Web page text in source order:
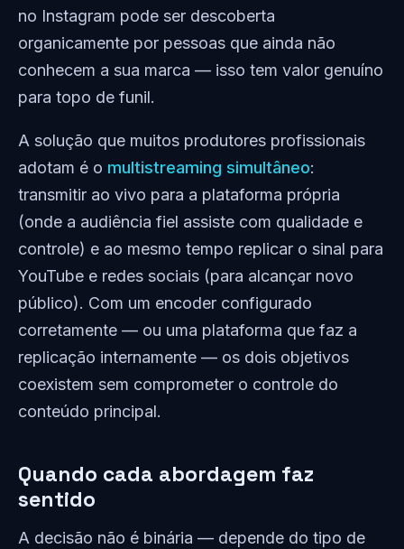
no Instagram pode ser descoberta
organicamente por pessoas que ainda não
conhecem a sua marca — isso tem valor genuíno
para topo de funil.
A solução que muitos produtores profissionais
adotam é o multistreaming simultâneo:
transmitir ao vivo para a plataforma própria
(onde a audiência fiel assiste com qualidade e
controle) e ao mesmo tempo replicar o sinal para
YouTube e redes sociais (para alcançar novo
público). Com um encoder configurado
corretamente — ou uma plataforma que faz a
replicação internamente — os dois objetivos
coexistem sem comprometer o controle do
conteúdo principal.
Quando cada abordagem faz
sentido
A decisão não é binária — depende do tipo de